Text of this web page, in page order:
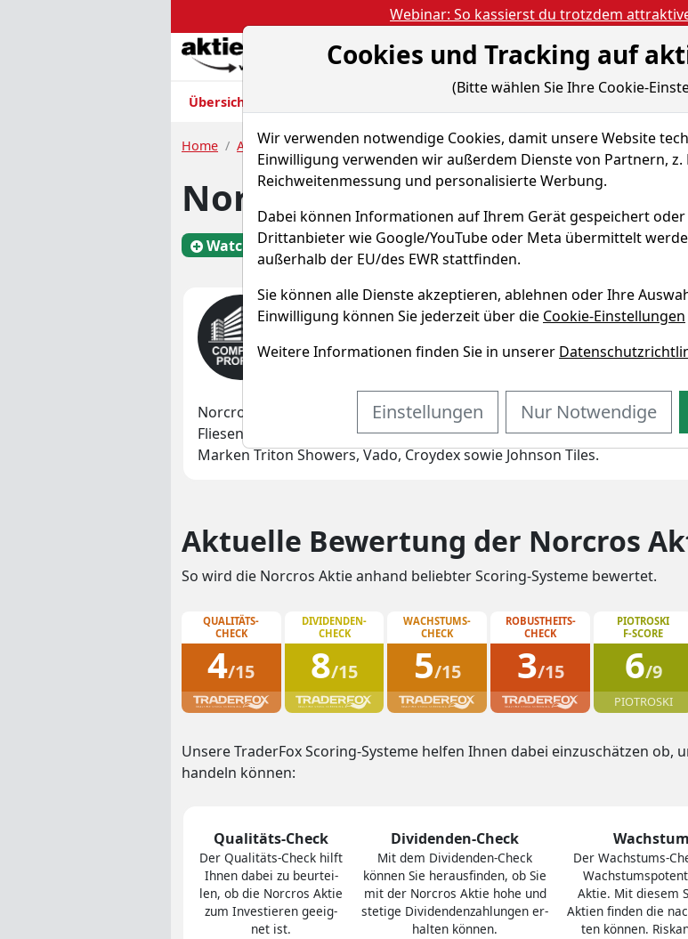
Webinar: So kassierst du trotzdem
Aktien Nachrichten Magazine
Übersicht
Home Aktien Norcros PLC
Norcros Aktie
Watchlist 3N1N WKN A14Z8Q
Was macht Norcros?
Mehr Infos auf http://www.norcros.com
Norcros plc ist ein führender Badezimmer-Ausstatter. Die Gruppe bietet
Fliesen und beliefert Märkte vor allem in Großbritannien und
Marken Triton Showers, Vado, Croydex sowie Johnson Tiles.
Aktuelle Bewertung der Norcros
So wird die Norcros Aktie anhand beliebter Scoring-Systeme bewertet.
QUALITÄTS-
CHECK
4/15
DIVIDENDEN-
CHECK
8/15
WACHSTUMS-
CHECK
5/15
ROBUSTHEITS-
CHECK
3/15
PIOTROSKI
F-SCORE
6/9
PIOTROSKI
Unsere TraderFox Scoring-Systeme helfen Ihnen dabei einzuschätzen ob,
handeln können:
Qualitäts-Check
Der Quali­täts-Check hilft
Ihnen dabei zu be­ur­tei­
len, ob die Norcros Aktie
zum In­ves­tie­ren geeig­
net ist.
Dividenden-Check
Mit dem Divi­den­den-Check
können Sie heraus­finden, ob Sie
mit der Norcros Aktie hohe und
stetige Divi­den­den­zah­lungen er­
hal­ten können.
Der Wachs­tums-
Aktie. Mit diesem
Aktien finden die
ten können.
Cookies und Tracking auf
(Bitte wählen Sie Ihre Cookie-
Wir verwenden notwendige Cookies, damit unsere Website
Einwilligung verwenden wir außerdem Dienste von Partnern, z.
Reichweitenmessung und personalisierte Werbung.
Dabei können Informationen auf Ihrem Gerät gespeichert
Drittanbieter wie Google/YouTube oder Meta übermittelt
außerhalb der EU/des EWR stattfinden.
Sie können alle Dienste akzeptieren, ablehnen oder Ihre
Einwilligung können Sie jederzeit über die Cookie-Einstellungen
Weitere Informationen finden Sie in unserer
Einstellungen Nur Notwendige